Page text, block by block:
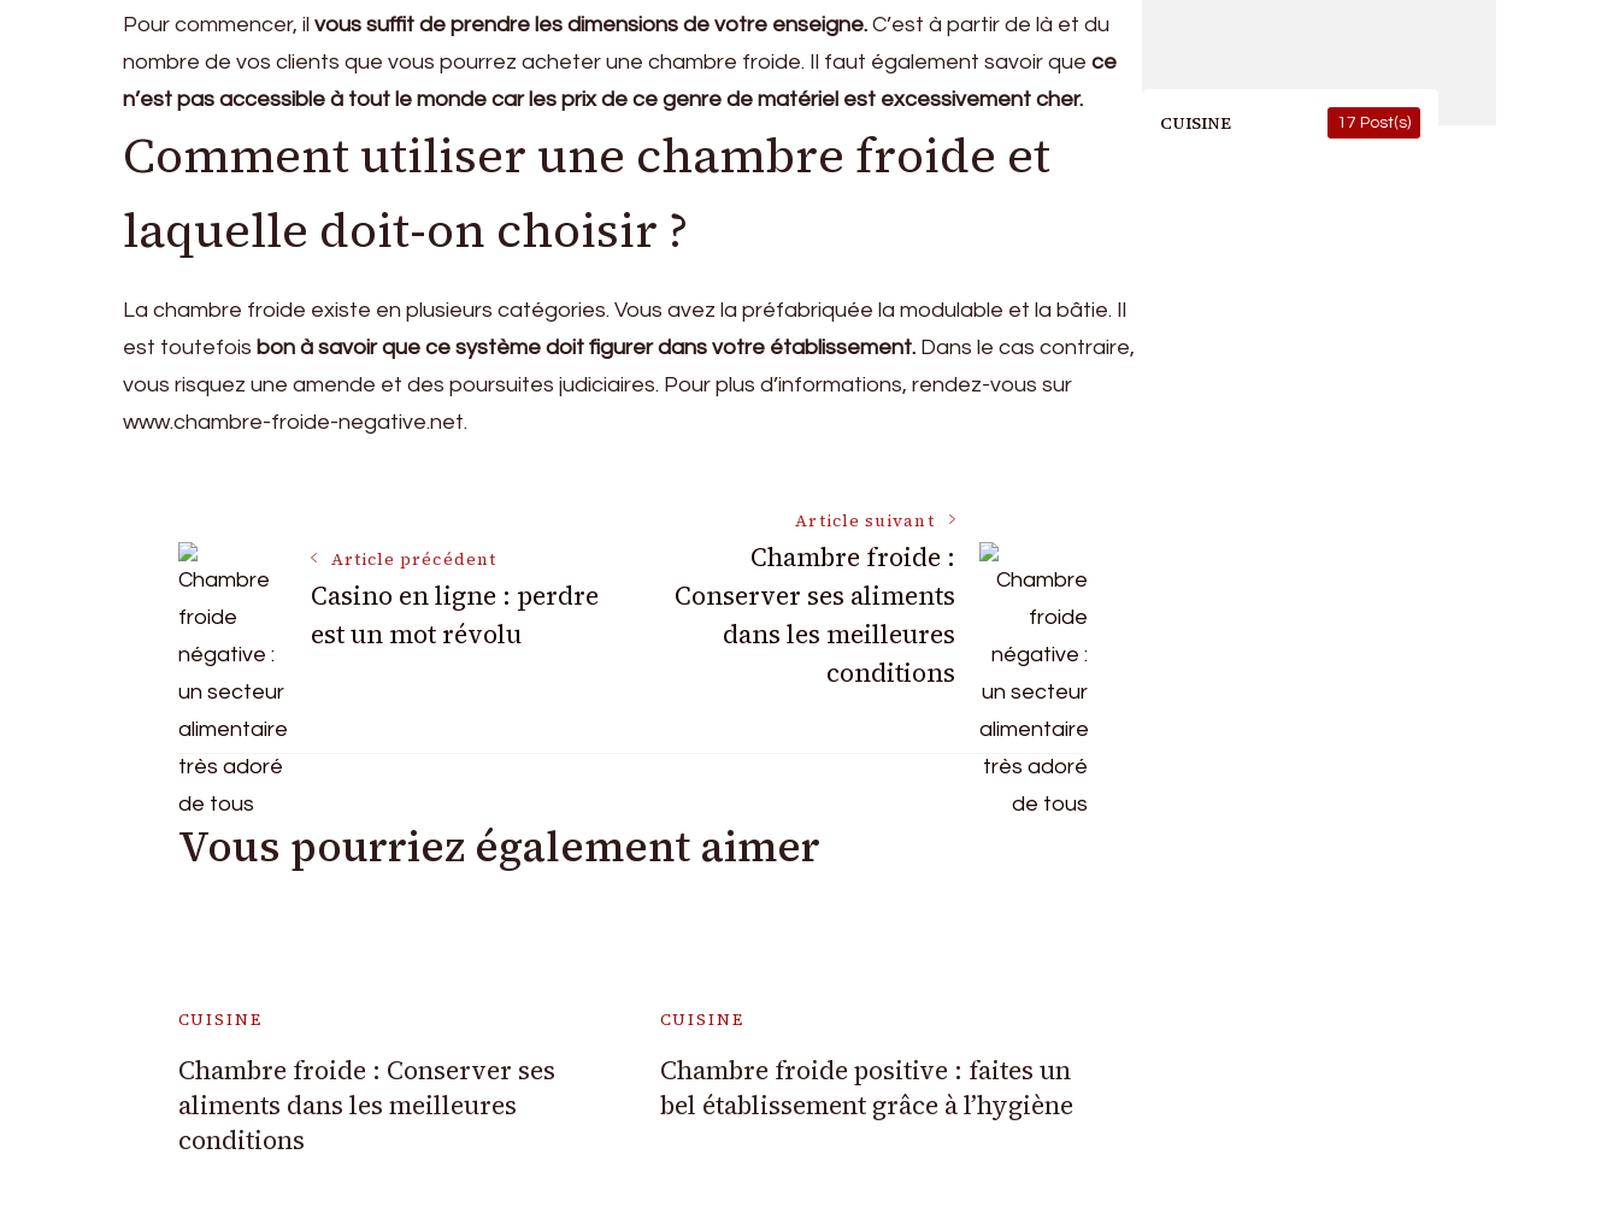
Pour commencer, il vous suffit de prendre les dimensions de votre enseigne. C’est à partir de là et du
nombre de vos clients que vous pourrez acheter une chambre froide. Il faut également savoir que ce
n’est pas accessible à tout le monde car les prix de ce genre de matériel est excessivement cher.
Comment utiliser une chambre froide et
laquelle doit-on choisir ?
La chambre froide existe en plusieurs catégories. Vous avez la préfabriquée la modulable et la bâtie. Il
est toutefois bon à savoir que ce système doit figurer dans votre établissement. Dans le cas contraire,
vous risquez une amende et des poursuites judiciaires. Pour plus d’informations, rendez-vous sur
www.chambre-froide-negative.net.
Navigation
des
articles
Article précédent
Casino en ligne : perdre
est un mot révolu
Article suivant
Chambre froide :
Conserver ses aliments
dans les meilleures
conditions
Vous pourriez également aimer
CUISINE
Chambre froide : Conserver ses
aliments dans les meilleures
conditions
CUISINE
Chambre froide positive : faites un
bel établissement grâce à l’hygiène
CUISINE 17 Post(s)